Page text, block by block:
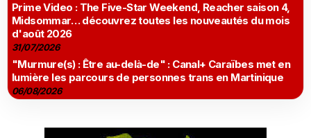
Prime Video : The Five-Star Weekend, Reacher saison 4,
Midsommar… découvrez toutes les nouveautés du mois
d'août 2026
31/07/2026
"Murmure(s) : Être au-delà-de" : Canal+ Caraïbes met en
lumière les parcours de personnes trans en Martinique
06/08/2026